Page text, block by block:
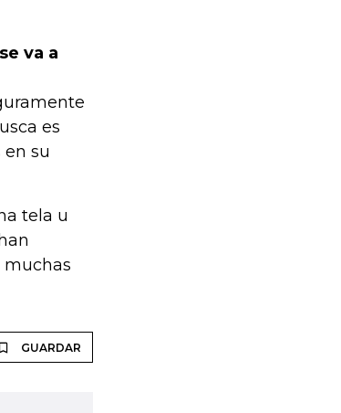
va a
es
su
tela u
muchas
GUARDAR